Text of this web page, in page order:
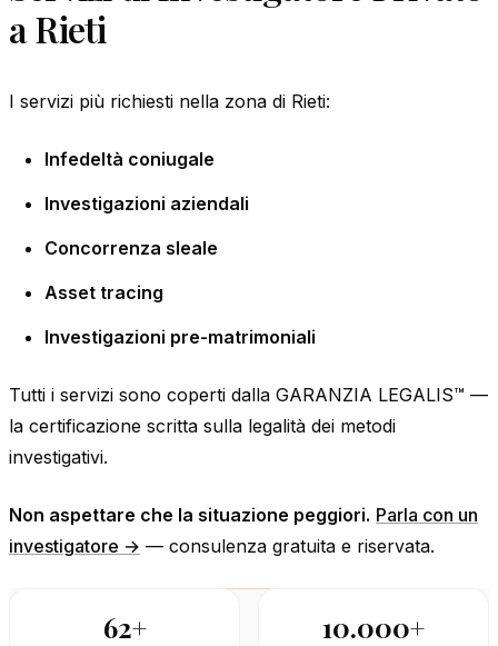
a Rieti
I servizi più richiesti nella zona di Rieti:
Infedeltà coniugale
Investigazioni aziendali
Concorrenza sleale
Asset tracing
Investigazioni pre-matrimoniali
Tutti i servizi sono coperti dalla GARANZIA LEGALIS™ —
la certificazione scritta sulla legalità dei metodi
investigativi.
Non aspettare che la situazione peggiori. Parla con un
investigatore → — consulenza gratuita e riservata.
62+ 10.000+